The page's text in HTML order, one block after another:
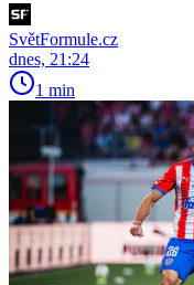
SvětFormule.cz
dnes, 21:24
1 min